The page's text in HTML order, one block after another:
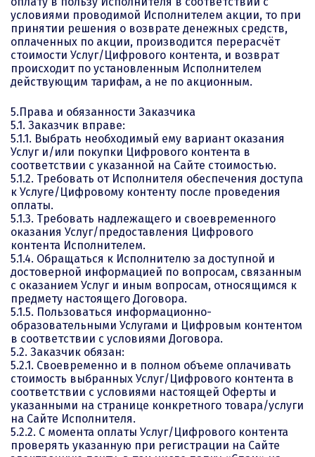
условиями проводимой Исполнителем акции, то при
принятии решения о возврате денежных средств,
оплаченных по акции, производится перерасчёт
стоимости Услуг/Цифрового контента, и возврат
происходит по установленным Исполнителем
действующим тарифам, а не по акционным.
5.Права и обязанности Заказчика
5.1. Заказчик вправе:
5.1.1. Выбрать необходимый ему вариант оказания
Услуг и/или покупки Цифрового контента в
соответствии с указанной на Сайте стоимостью.
5.1.2. Требовать от Исполнителя обеспечения доступа
к Услуге/Цифровому контенту после проведения
оплаты.
5.1.3. Требовать надлежащего и своевременного
оказания Услуг/предоставления Цифрового
контента Исполнителем.
5.1.4. Обращаться к Исполнителю за доступной и
достоверной информацией по вопросам, связанным
с оказанием Услуг и иным вопросам, относящимся к
предмету настоящего Договора.
5.1.5. Пользоваться информационно-
образовательными Услугами и Цифровым контентом
в соответствии с условиями Договора.
5.2. Заказчик обязан:
5.2.1. Своевременно и в полном объеме оплачивать
стоимость выбранных Услуг/Цифрового контента в
соответствии с условиями настоящей Оферты и
указанными на странице конкретного товара/услуги
на Сайте Исполнителя.
5.2.2. С момента оплаты Услуг/Цифрового контента
проверять указанную при регистрации на Сайте